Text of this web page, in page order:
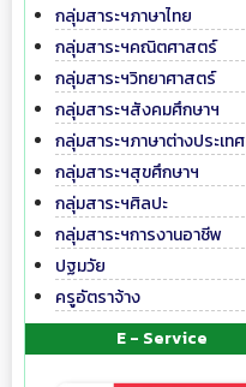
กลุ่มสาระฯภาษาไทย
กลุ่มสาระฯคณิตศาสตร์
กลุ่มสาระฯวิทยาศาสตร์
กลุ่มสาระฯสังคมศึกษาฯ
กลุ่มสาระฯภาษาต่างประเทศ
กลุ่มสาระฯสุขศึกษาฯ
กลุ่มสาระฯศิลปะ
กลุ่มสาระฯการงานอาชีพ
ปฐมวัย
ครูอัตราจ้าง
E - Service